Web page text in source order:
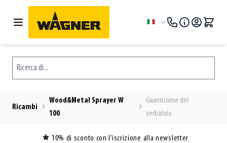
Salta al contenuto
Lingua
Ricerca di...
Ricambi
Wood&Metal Sprayer W
100
Guarnizione del
serbatoio
10% di sconto con l’iscrizione alla newsletter